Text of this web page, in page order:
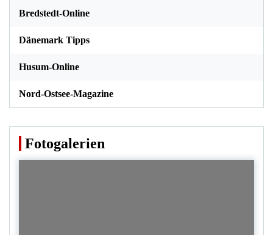
Bredstedt-Online
Dänemark Tipps
Husum-Online
Nord-Ostsee-Magazine
Fotogalerien